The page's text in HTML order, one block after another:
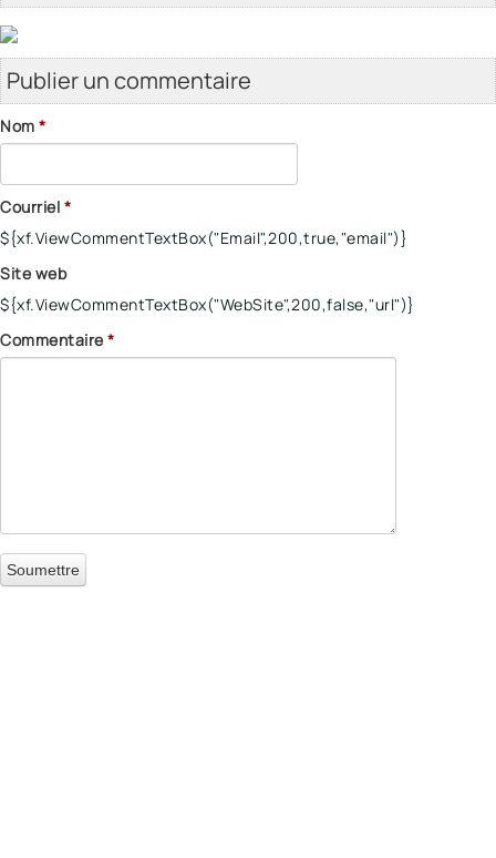
Publier un commentaire
Nom *
Courriel *
${xf.ViewCommentTextBox("Email",200,true,"email")}
Site web
${xf.ViewCommentTextBox("WebSite",200,false,"url")}
Commentaire *